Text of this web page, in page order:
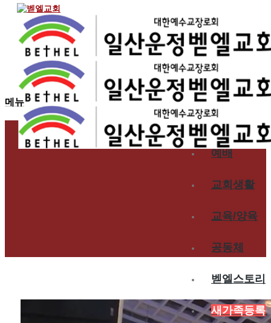
홈
교회소개
예배
교회생활
교육/양육
공동체
벧엘스토리
새가족등록
메뉴
2017.02.19
2월 셋째 주 찬양 – 운정